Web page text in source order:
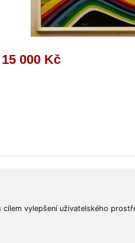
vylepšení uživatelského
15 000 Kč